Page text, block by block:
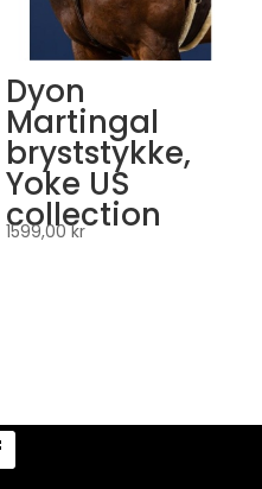
Dyon
Martingal
bryststykke,
Yoke US
collection
1599,00kr